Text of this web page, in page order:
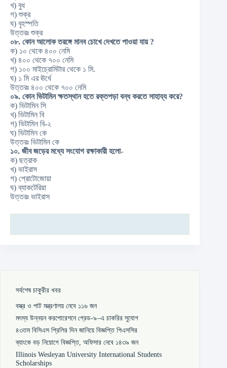
খ) বুধ
গ) শুক্র
ঘ) বৃহস্পতি
উত্তরঃ শুক্র
০৮. কোন আলোক তরঙ্গে মানব চোখে দেখতে পাওয়া যায় ?
ক) ১০ থেকে ৪০০ নেমি
খ) ৪০০ থেকে ৭০০ নেমি
গ) ১০০ মাইচ্রোমিটার থেকে ১ মি.
ঘ) ১ মি এর ঊর্ধে
উত্তরঃ ৪০০ থেকে ৭০০ নেমি
০৯. কোন ভিটামিন ক্ষতস্থান হতে রক্তপড়া বন্ধ করতে সাহায্য করে?
ক) ভিটামিন সি
খ) ভিটামিন বি
গ) ভিটামিন বি-২
ঘ) ভিটামিন কে
উত্তরঃ ভিটামিন কে
১০. জীব জড়ের মধ্যে সংযোগ রক্ষাকারী হলো-
ক) ছত্রাক
খ) ভাইরাস
গ) প্রোটোজোয়া
ঘ) ব্যাকটেরিয়া
উত্তরঃ ভাইরাস
সর্বশেষ চাকুরীর খবর
বস্ত্র ও পাট মন্ত্রণালয় নেবে ১১৬ জন
মৎস্য উন্নয়ন করপোরেশনে গ্রেড-৯–এ চাকরির সুযোগ
৪৩তম বিসিএস প্রিলির দিন জানিয়ে বিজ্ঞপ্তি পিএসসির
ব্যাংকে বড় নিয়োগে বিজ্ঞপ্তি, অফিসার নেবে ১৪৩৯ জন
Illinois Wesleyan University International Students
Scholarships